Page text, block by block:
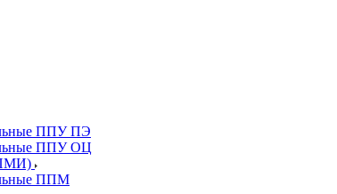
ППУ ПЭ
ППУ ОЦ
ППМ